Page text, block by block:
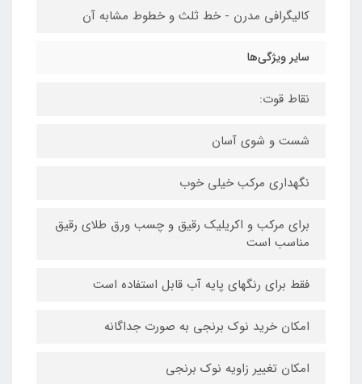
کالیگرافی مدرن - خط ثلث و خطوط مشابه آن
سایر ویژگی‌ها
نقاط قوت:
شست و شوی آسان
نگهداری مرکب خیلی خوب
برای مرکب و اکریلیک رقیق و چسب ورق طلای رقیق
مناسب است
فقط برای رنگهای پایه آب قابل استفاده است
امکان خرید نوک برنجی به صورت جداگانه
امکان تغییر زاویه نوک برنجی